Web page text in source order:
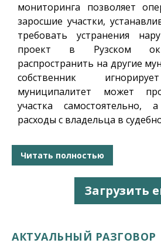
мониторинга позволяет
заросшие участки,
требовать устранения
проект в Рузском
распространить на другие
собственник
муниципалитет может
участка самостоятельно,
расходы с владельца в
Читать полностью
Загрузить
АКТУАЛЬНЫЙ РАЗГОВОР